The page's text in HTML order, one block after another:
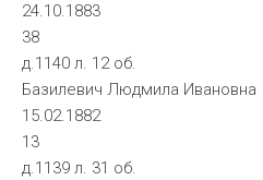
24.10.1883
38
д.1140 л. 12 об.
Базилевич Людмила Ивановна
15.02.1882
13
д.1139 л. 31 об.